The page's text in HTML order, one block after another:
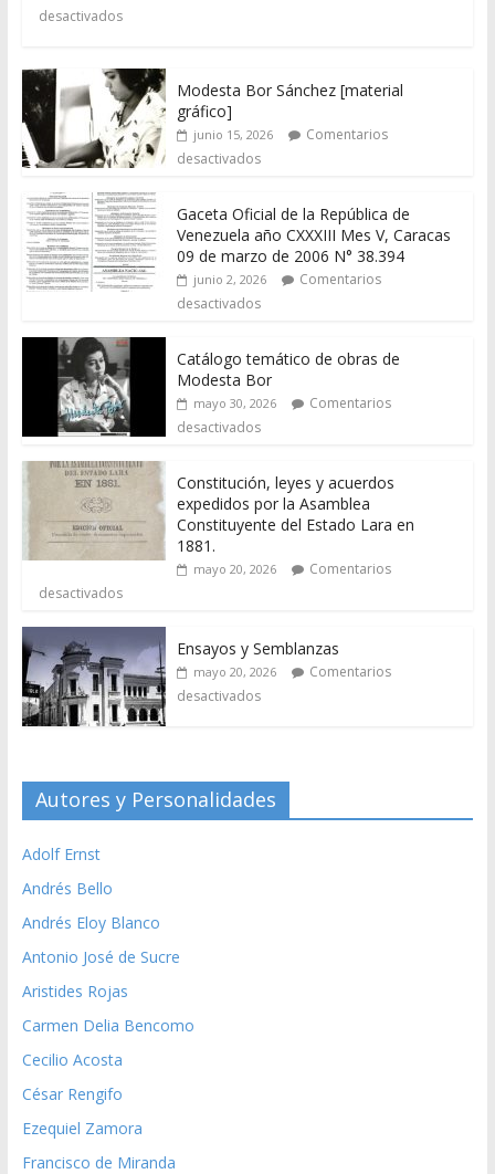
desactivados
Modesta Bor Sánchez [material
gráfico]
junio 15, 2026
Comentarios
desactivados
Gaceta Oficial de la República de
Venezuela año CXXXIII Mes V, Caracas
09 de marzo de 2006 N° 38.394
junio 2, 2026
Comentarios
desactivados
Catálogo temático de obras de
Modesta Bor
mayo 30, 2026
Comentarios
desactivados
Constitución, leyes y acuerdos
expedidos por la Asamblea
Constituyente del Estado Lara en
1881.
mayo 20, 2026
Comentarios
desactivados
Ensayos y Semblanzas
mayo 20, 2026
Comentarios
desactivados
Autores y Personalidades
Adolf Ernst
Andrés Bello
Andrés Eloy Blanco
Antonio José de Sucre
Aristides Rojas
Carmen Delia Bencomo
Cecilio Acosta
César Rengifo
Ezequiel Zamora
Francisco de Miranda